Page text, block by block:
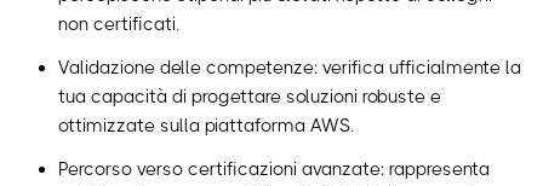
non certificati.
Validazione delle competenze: verifica ufficialmente la
tua capacità di progettare soluzioni robuste e
ottimizzate sulla piattaforma AWS.
Percorso verso certificazioni avanzate: rappresenta